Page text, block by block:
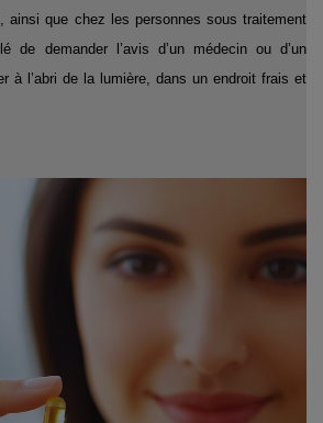
ainsi que chez les personnes sous traitement
de demander l’avis d’un médecin ou d’un
à l’abri de la lumière, dans un endroit frais et